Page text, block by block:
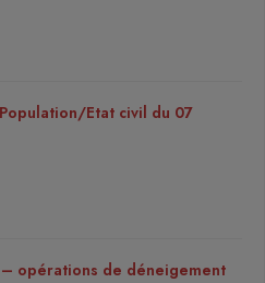
Etat civil du 07
opérations de déneigement